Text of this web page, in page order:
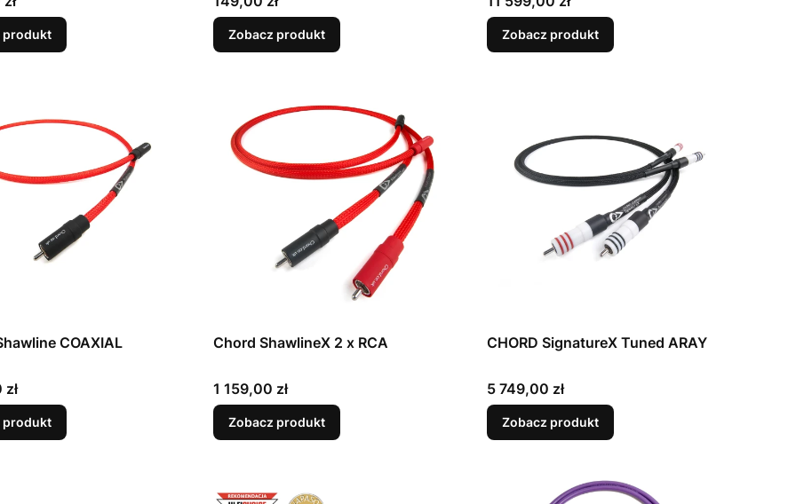
produkt Zobacz produkt Zobacz produkt
COAXIAL
produkt
Chord ShawlineX 2 x RCA
Cena
1 159,00 zł
Zobacz produkt
CHORD SignatureX Tuned ARAY
Cena
5 749,00 zł
Zobacz produkt